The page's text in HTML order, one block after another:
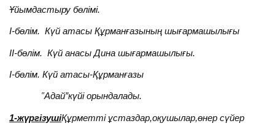
Ұйымдастыру бөлімі.
I-бөлім.Күй атасы Құрманғазының шығармашылығы
II-бөлім.Күй анасы Дина шығармашылығы.
I-бөлім.Күй атасы-Құрманғазы
‟Адай”күйі орындалады.
1-жүргізушіҚұрметті ұстаздар,оқушылар,өнер сүйер